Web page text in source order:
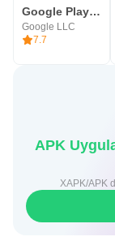
Google Play hizmetleri
Google LLC
7.7
APK
XAPK/APK